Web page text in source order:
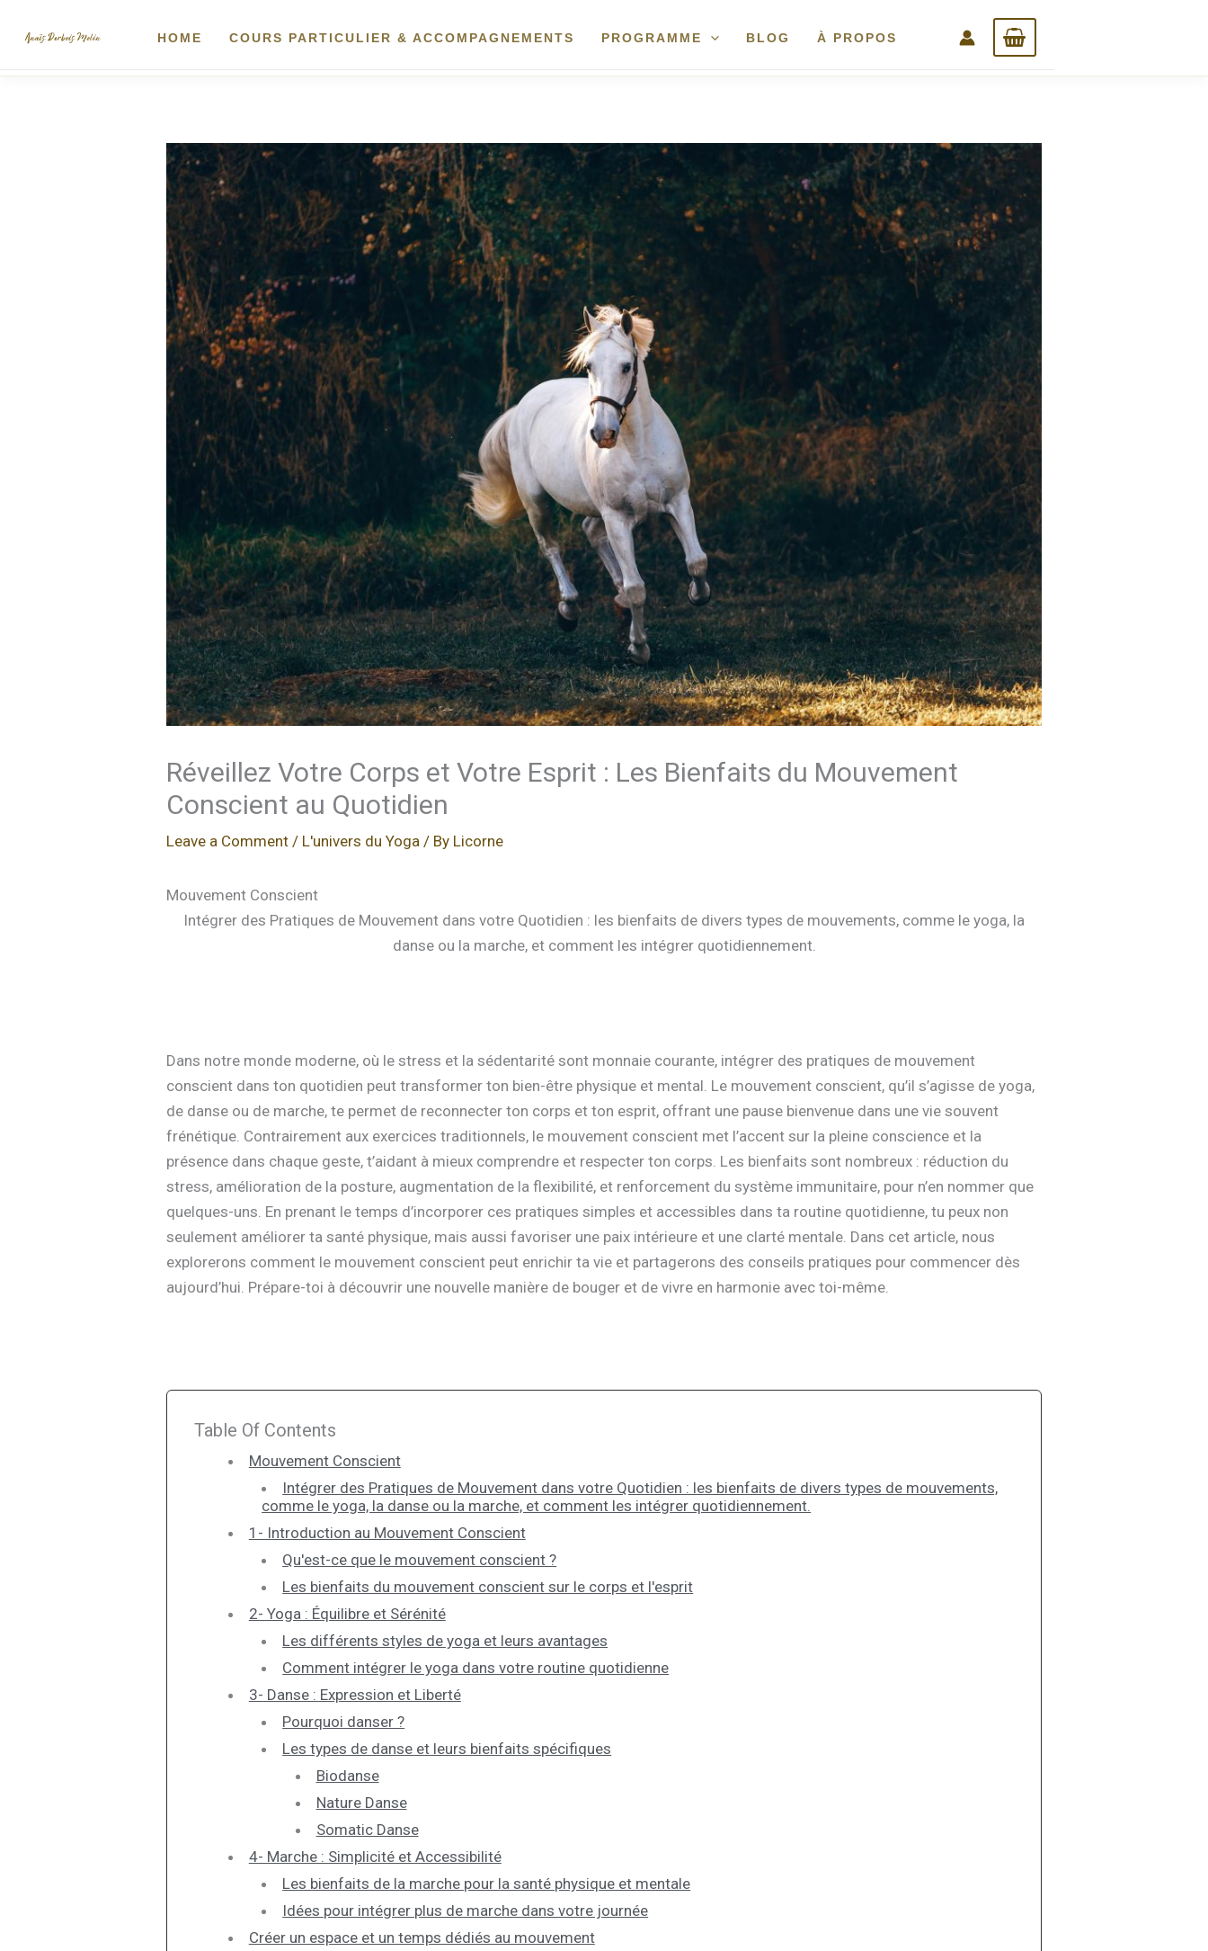
HOME COURS PARTICULIER & ACCOMPAGNEMENTS PROGRAMME BLOG À PROPOS
Réveillez Votre Corps et Votre Esprit : Les Bienfaits du Mouvement
Conscient au Quotidien
Leave a Comment / L'univers du Yoga / By Licorne
Mouvement Conscient
Intégrer des Pratiques de Mouvement dans votre Quotidien : les bienfaits de divers types de mouvements, comme le yoga, la
danse ou la marche, et comment les intégrer quotidiennement.
Dans notre monde moderne, où le stress et la sédentarité sont monnaie courante, intégrer des pratiques de mouvement
conscient dans ton quotidien peut transformer ton bien-être physique et mental. Le mouvement conscient, qu’il s’agisse de yoga,
de danse ou de marche, te permet de reconnecter ton corps et ton esprit, offrant une pause bienvenue dans une vie souvent
frénétique. Contrairement aux exercices traditionnels, le mouvement conscient met l’accent sur la pleine conscience et la
présence dans chaque geste, t’aidant à mieux comprendre et respecter ton corps. Les bienfaits sont nombreux : réduction du
stress, amélioration de la posture, augmentation de la flexibilité, et renforcement du système immunitaire, pour n’en nommer que
quelques-uns. En prenant le temps d’incorporer ces pratiques simples et accessibles dans ta routine quotidienne, tu peux non
seulement améliorer ta santé physique, mais aussi favoriser une paix intérieure et une clarté mentale. Dans cet article, nous
explorerons comment le mouvement conscient peut enrichir ta vie et partagerons des conseils pratiques pour commencer dès
aujourd’hui. Prépare-toi à découvrir une nouvelle manière de bouger et de vivre en harmonie avec toi-même.
Table Of Contents
Mouvement Conscient
Intégrer des Pratiques de Mouvement dans votre Quotidien : les bienfaits de divers types de mouvements,
comme le yoga, la danse ou la marche, et comment les intégrer quotidiennement.
1- Introduction au Mouvement Conscient
Qu'est-ce que le mouvement conscient ?
Les bienfaits du mouvement conscient sur le corps et l'esprit
2- Yoga : Équilibre et Sérénité
Les différents styles de yoga et leurs avantages
Comment intégrer le yoga dans votre routine quotidienne
3- Danse : Expression et Liberté
Pourquoi danser ?
Les types de danse et leurs bienfaits spécifiques
Biodanse
Nature Danse
Somatic Danse
4- Marche : Simplicité et Accessibilité
Les bienfaits de la marche pour la santé physique et mentale
Idées pour intégrer plus de marche dans votre journée
Créer un espace et un temps dédiés au mouvement